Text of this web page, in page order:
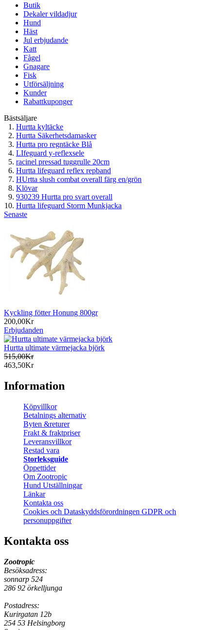
Butik
Dekaler vildadjur
Hund
Häst
Jul erbjudande
Katt
Fågel
Gnagare
Fisk
Utförsäljning
Kunder
Rabattkuponger
Bästsäljare
Hurtta kyltäcke
Hurtta Säkerhetsdamasker
Hurtta pro regntäcke Blå
LIfeguard y-reflexsele
racinel pressad tuggrulle 20cm
Hurtta lifeguard reflex repband
HUrtta slush combat overall färg en/grön
Klövar
930239 Hurtta pro svart overall
Hurtta lifeguard Storm Munkjacka
Senaste
Kyckling fötter Honung 800gr
200,00Kr
Erbjudanden
Hurtta ultimate värmejacka björk
515,00Kr
463,50Kr
Information
Köpvillkor
Betalnings alternativ
Byten &returer
Frakt & fraktpriser
Leveransvillkor
Restad vara
Storleksguide
Öppettider
Om Zootropic
Hund Utställningar
Länkar
Kontakta oss
Cookies och Dataskyddsförordningen GDPR och
personuppgifter
Kontakta oss
Zootropic
Besöksadress:
sonnarp 524
286 92 örkelljunga
Postadress:
Kurirgatan 12b
254 53 Helsingborg